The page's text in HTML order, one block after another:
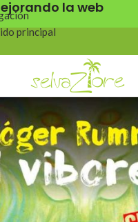
principal
la web